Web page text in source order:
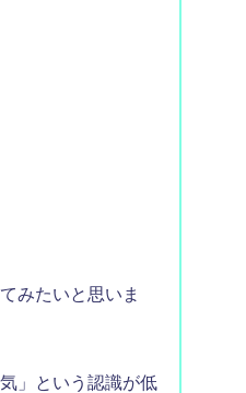
みたいと思いま
」という認識が低